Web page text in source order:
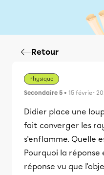
Retour
Physique
Secondaire 5 • 15 février
Didier place une
fait converger les
s'enflamme. Quelle
Pourquoi la réponse
réponse vu que